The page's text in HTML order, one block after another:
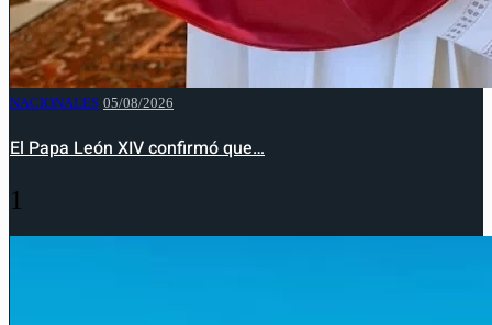
NACIONALES 05/08/2026
El Papa León XIV confirmó que…
1